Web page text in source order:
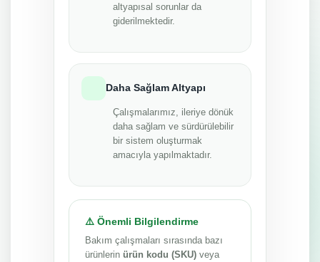
altyapısal sorunlar da
giderilmektedir.
Daha Sağlam Altyapı
Çalışmalarımız, ileriye dönük
daha sağlam ve sürdürülebilir
bir sistem oluşturmak
amacıyla yapılmaktadır.
⚠️ Önemli Bilgilendirme
Bakım çalışmaları sırasında bazı
ürünlerin ürün kodu (SKU) veya